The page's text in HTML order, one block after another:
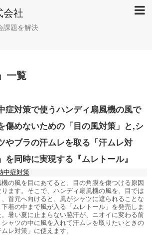
会社
課題を解決
」 一覧
症対策で使うハンディ扇風機の風で
傷めないための「目の風対策」と,シ
やブラの汗ムレを取る「汗ムレ対
を同時に実現する『ムレトール』
中症対策
機の風を目にあてると、目の角膜を傷つける原因
ります。そこで、ハンディ扇風機の風を、目では
、首元へ向けると、風がシャツに遮られることな
下着の中まで風が入る「ムレトール」を発売しま
。暑い夏に止まらない脇汗が、ニオイに変わる前
シャツの中に風を入れて汗ムレを取りたいときの
ムレ対策」に使えます。